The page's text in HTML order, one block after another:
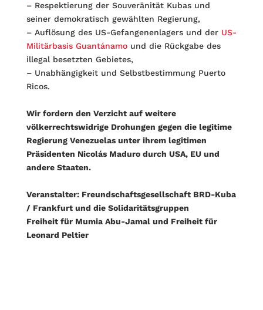
– Respektierung der Souveränität Kubas und
seiner demokratisch gewählten Regierung,
– Auflösung des US-Gefangenenlagers und der US-
Militärbasis Guantánamound die Rückgabe des
illegal besetzten Gebietes,
– Unabhängigkeit und Selbstbestimmung Puerto
Ricos.
Wir fordern den Verzicht auf weitere
völkerrechtswidrige Drohungen gegen die legitime
Regierung Venezuelas unter ihrem legitimen
Präsidenten Nicolás Maduro durch USA, EU und
andere Staaten.
Veranstalter: Freundschaftsgesellschaft BRD-Kuba
/ Frankfurt und die Solidaritätsgruppen
Freiheit für Mumia Abu-Jamal und Freiheit für
Leonard Peltier